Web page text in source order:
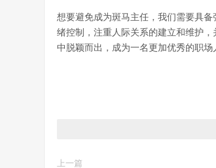
想要避免成为斑马主任，我们需要具
绪控制，注重人际关系的建立和维护
中脱颖而出，成为一名更加优秀的职场
上一篇